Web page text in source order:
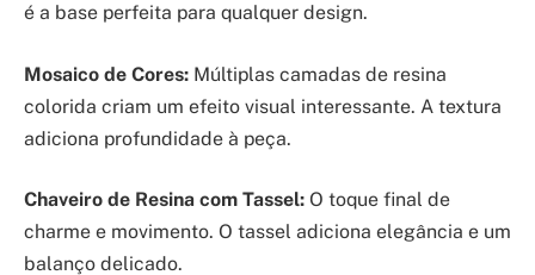
é a base perfeita para qualquer design.
Mosaico de Cores: Múltiplas camadas de resina
colorida criam um efeito visual interessante. A textura
adiciona profundidade à peça.
Chaveiro de Resina com Tassel: O toque final de
charme e movimento. O tassel adiciona elegância e um
balanço delicado.